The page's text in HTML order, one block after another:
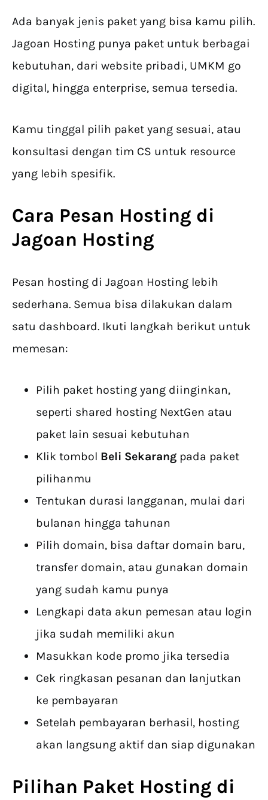
Ada banyak jenis paket yang bisa kamu pilih.
Jagoan Hosting punya paket untuk berbagai
kebutuhan, dari website pribadi, UMKM go
digital, hingga enterprise, semua tersedia.
Kamu tinggal pilih paket yang sesuai, atau
konsultasi dengan tim CS untuk resource
yang lebih spesifik.
Cara Pesan Hosting di
Jagoan Hosting
Pesan hosting di Jagoan Hosting lebih
sederhana. Semua bisa dilakukan dalam
satu dashboard. Ikuti langkah berikut untuk
memesan:
Pilih paket hosting yang diinginkan,
seperti shared hosting NextGen atau
paket lain sesuai kebutuhan
Klik tombol Beli Sekarang pada paket
pilihanmu
Tentukan durasi langganan, mulai dari
bulanan hingga tahunan
Pilih domain, bisa daftar domain baru,
transfer domain, atau gunakan domain
yang sudah kamu punya
Lengkapi data akun pemesan atau login
jika sudah memiliki akun
Masukkan kode promo jika tersedia
Cek ringkasan pesanan dan lanjutkan
ke pembayaran
Setelah pembayaran berhasil, hosting
akan langsung aktif dan siap digunakan
Pilihan Paket Hosting di